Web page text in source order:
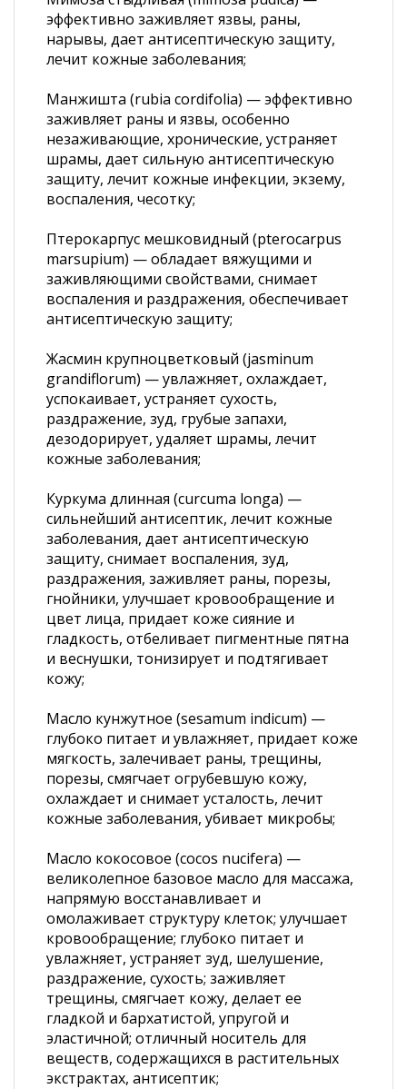
эффективно заживляет язвы, раны,
нарывы, дает антисептическую защиту,
лечит кожные заболевания;
Манжишта (rubia cordifolia) — эффективно
заживляет раны и язвы, особенно
незаживающие, хронические, устраняет
шрамы, дает сильную антисептическую
защиту, лечит кожные инфекции, экзему,
воспаления, чесотку;
Птерокарпус мешковидный (pterocarpus
marsupium) — обладает вяжущими и
заживляющими свойствами, снимает
воспаления и раздражения, обеспечивает
антисептическую защиту;
Жасмин крупноцветковый (jasminum
grandiflorum) — увлажняет, охлаждает,
успокаивает, устраняет сухость,
раздражение, зуд, грубые запахи,
дезодорирует, удаляет шрамы, лечит
кожные заболевания;
Куркума длинная (curcuma longa) —
сильнейший антисептик, лечит кожные
заболевания, дает антисептическую
защиту, снимает воспаления, зуд,
раздражения, заживляет раны, порезы,
гнойники, улучшает кровообращение и
цвет лица, придает коже сияние и
гладкость, отбеливает пигментные пятна
и веснушки, тонизирует и подтягивает
кожу;
Масло кунжутное (sesamum indicum) —
глубоко питает и увлажняет, придает коже
мягкость, залечивает раны, трещины,
порезы, смягчает огрубевшую кожу,
охлаждает и снимает усталость, лечит
кожные заболевания, убивает микробы;
Масло кокосовое (cocos nucifera) —
великолепное базовое масло для массажа,
напрямую восстанавливает и
омолаживает структуру клеток; улучшает
кровообращение; глубоко питает и
увлажняет, устраняет зуд, шелушение,
раздражение, сухость; заживляет
трещины, смягчает кожу, делает ее
гладкой и бархатистой, упругой и
эластичной; отличный носитель для
веществ, содержащихся в растительных
экстрактах, антисептик;